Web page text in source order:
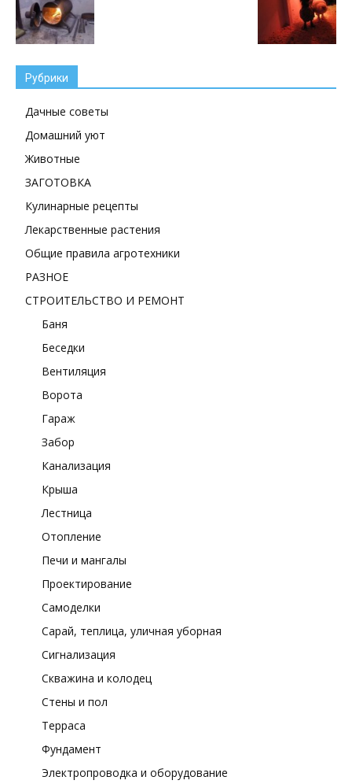
Рубрики
Дачные советы
Домашний уют
Животные
ЗАГОТОВКА
Кулинарные рецепты
Лекарственные растения
Общие правила агротехники
РАЗНОЕ
СТРОИТЕЛЬСТВО И РЕМОНТ
Баня
Беседки
Вентиляция
Ворота
Гараж
Забор
Канализация
Крыша
Лестница
Отопление
Печи и мангалы
Проектирование
Самоделки
Сарай, теплица, уличная уборная
Сигнализация
Скважина и колодец
Стены и пол
Терраса
Фундамент
Электропроводка и оборудование